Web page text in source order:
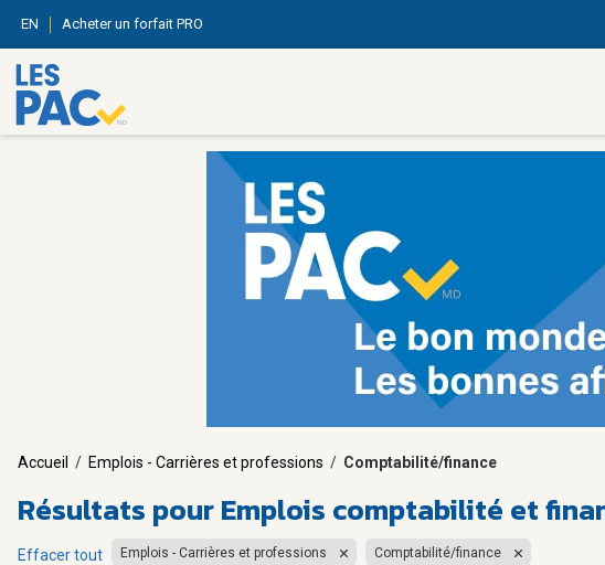
EN Acheter un forfait PRO
Accueil / Emplois - Carrières et professions / Comptabilité/finance
Résultats pourEmplois comptabilité et
Effacer tout Emplois - Carrières et professions Comptabilité/finance